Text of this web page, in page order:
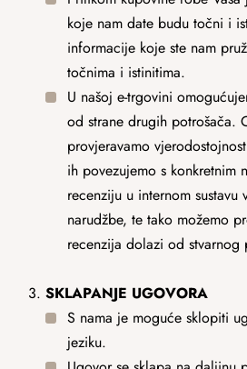
koje nam date budu točni i
informacije koje ste nam
točnima i istinitima.
U našoj e-trgovini
od strane drugih potrošača.
provjeravamo
ih povezujemo s konkretnim
recenziju u internom
narudžbe, te tako možemo
recenzija dolazi od stvarnog
SKLAPANJE UGOVORA
S nama je moguće sklopiti
jeziku.